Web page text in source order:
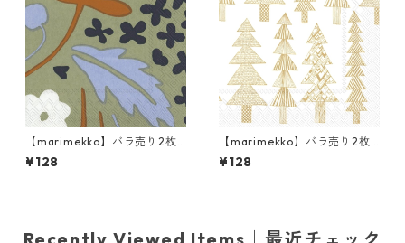
【marimekko】バラ売り2枚
ランチサイズ ペーパーナプキ
ン SUVI グリーン
¥128
【marimekko】バラ売り2枚
ランチサイズ ペーパーナプキ
ン KUUSIKOSSA ホワイトxゴ
¥128